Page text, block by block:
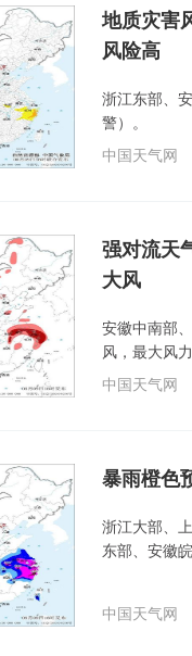
地质灾害
风险高
浙江东部、
警）。
中国天气网
强对流天
大风
安徽中南部
风，最大风
中国天气网
暴雨橙色
浙江大部、
东部、安徽
中国天气网